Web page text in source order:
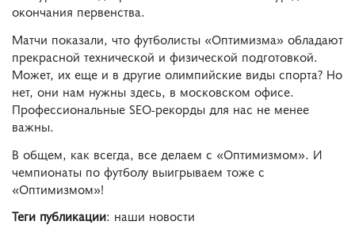
окончания первенства.
Матчи показали, что футболисты «Оптимизма» обладают
прекрасной технической и физической подготовкой.
Может, их еще и в другие олимпийские виды спорта? Но
нет, они нам нужны здесь, в московском офисе.
Профессиональные SEO-рекорды для нас не менее
важны.
В общем, как всегда, все делаем с «Оптимизмом». И
чемпионаты по футболу выигрываем тоже с
«Оптимизмом»!
Теги публикации: наши новости